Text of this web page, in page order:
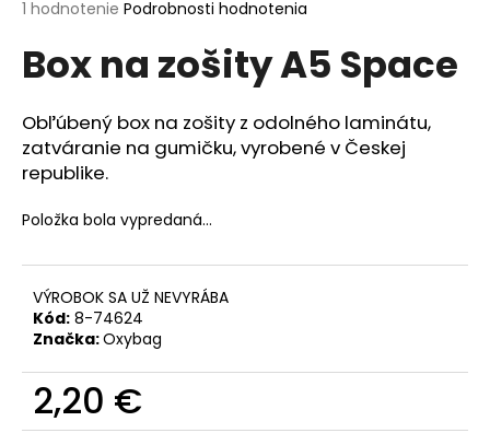
Priemerné
produktu
je
z
5
hviezdičiek.
1 hodnotenie Podrobnosti hodnotenia
Box na zošity A5 Space
Obľúbený box na zošity z odolného laminátu,
zatváranie na gumičku, vyrobené v Českej
republike.
Položka bola vypredaná…
VÝROBOK SA UŽ NEVYRÁBA
Kód: 8-74624
Značka:Oxybag
2,20 €
Jednotková
j
s
ť
?
O
d
p
o